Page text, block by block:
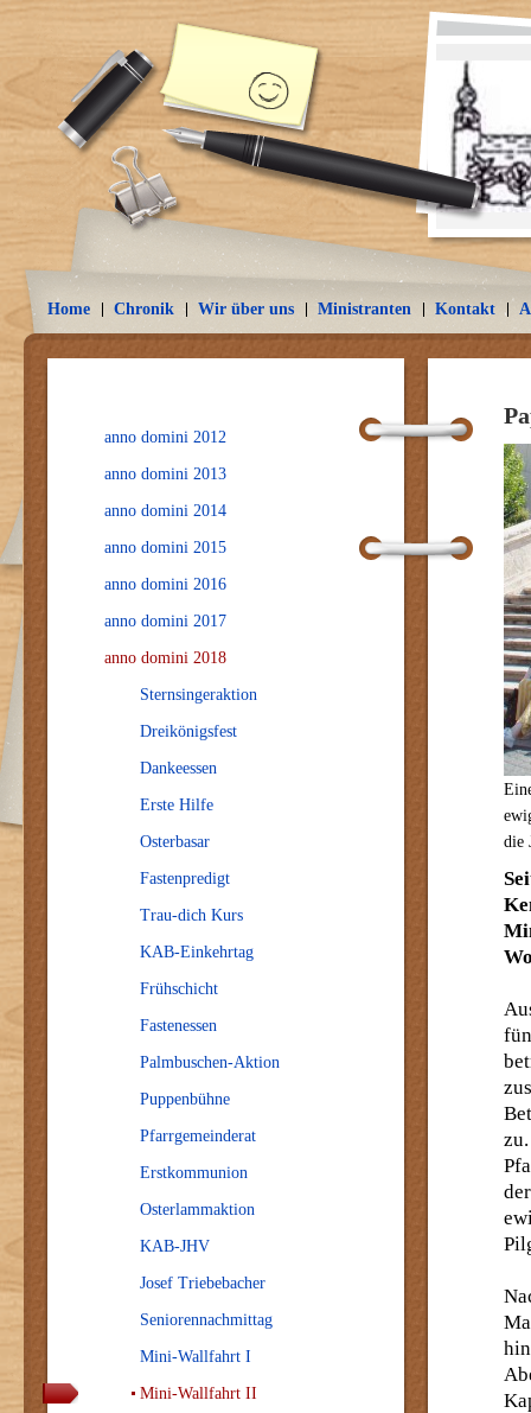
Home Chronik Wir über uns Ministranten Kontakt
die
anno domini 2012
anno domini 2013
anno domini 2014
anno domini 2015
anno domini 2016
anno domini 2017
anno domini 2018
Sternsingeraktion
Dreikönigsfest
Dankeessen
Erste Hilfe
Osterbasar
Fastenpredigt
Trau-dich Kurs
KAB-Einkehrtag
Frühschicht
Fastenessen
Palmbuschen-Aktion
Puppenbühne
Pfarrgemeinderat
Erstkommunion
Osterlammaktion
KAB-JHV
Josef Triebebacher
Seniorennachmittag
Mini-Wallfahrt I
Mini-Wallfahrt II